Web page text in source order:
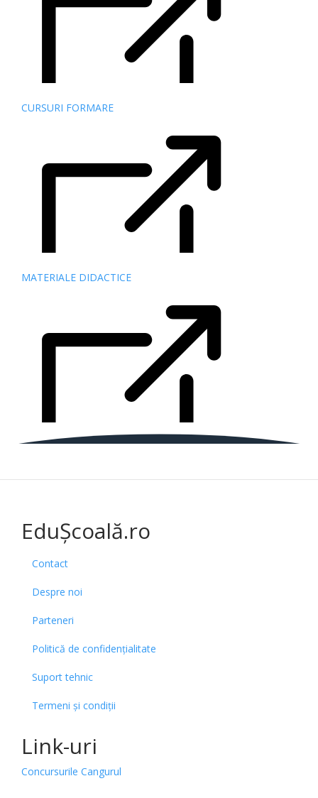
CURSURI FORMARE
MATERIALE DIDACTICE
EduȘcoală.ro
Contact
Despre noi
Parteneri
Politică de confidențialitate
Suport tehnic
Termeni și condiții
Link-uri
Concursurile Cangurul